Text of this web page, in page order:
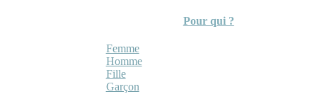
Pour qui ?
Femme
Homme
Fille
Garçon